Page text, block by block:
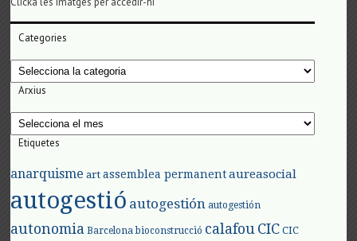
Categories
Categories
Arxius
Arxius
Etiquetes
anarquisme art assemblea permanent aureasocial
autogestió autogestión autogestión
autonomia Barcelona bioconstrucció calafouCIC CIC